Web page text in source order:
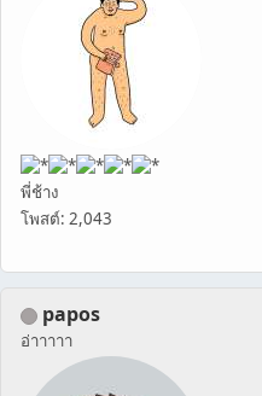
พี่ช้าง
โพสต์: 2,043
papos
อ่าาาาา